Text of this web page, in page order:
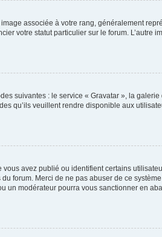
associée à votre rang, généralement
votre statut particulier sur le forum. L’autre
suivantes : le service « Gravatar », la galerie
qu’ils veuillent rendre disponible aux
avez publié ou identifient certains
forum. Merci de ne pas abuser de ce
un modérateur pourra vous sanctionner en